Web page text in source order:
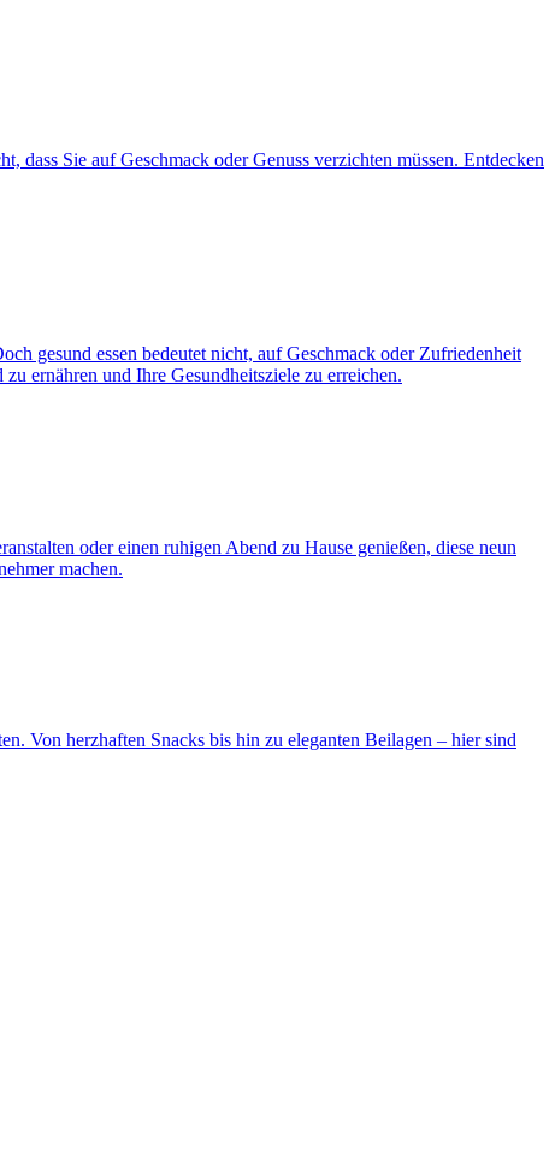
dass Sie auf Geschmack oder Genuss verzichten müssen. Entdecken
gesund essen bedeutet nicht, auf Geschmack oder Zufriedenheit
ernähren und Ihre Gesundheitsziele zu erreichen.
oder einen ruhigen Abend zu Hause genießen, diese neun
machen.
Von herzhaften Snacks bis hin zu eleganten Beilagen – hier sind